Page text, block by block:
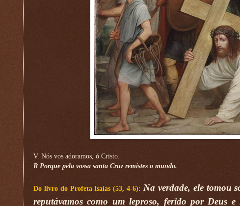
V. Nós vos adoramos, ó Cristo.
R Porque pela vossa santa Cruz remistes o mundo.
Do livro do Profeta Isaías (53, 4-6): Na verdade, ele tomou
reputávamos como um leproso, ferido por Deus